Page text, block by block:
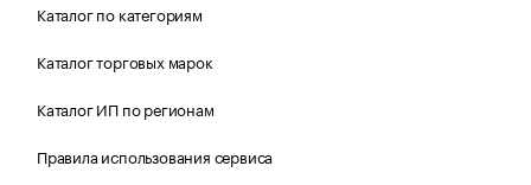
Каталог по категориям
Каталог торговых марок
Каталог ИП по регионам
Правила использования сервиса